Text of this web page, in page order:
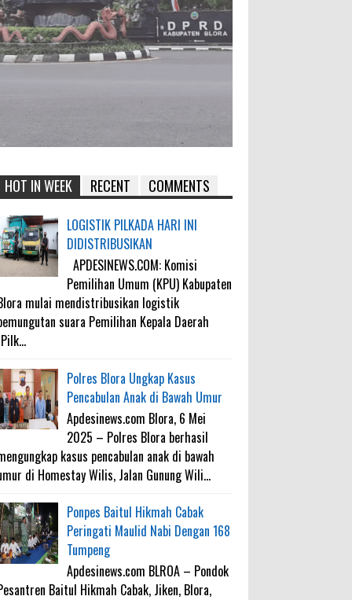
HOT IN WEEK RECENT COMMENTS
LOGISTIK PILKADA HARI INI
DIDISTRIBUSIKAN
APDESINEWS.COM: Komisi
Pemilihan Umum (KPU) Kabupaten
mulai mendistribusikan logistik
suara Pemilihan Kepala Daerah
Polres Blora Ungkap Kasus
Pencabulan Anak di Bawah Umur
Apdesinews.com Blora, 6 Mei
2025 – Polres Blora berhasil
kasus pencabulan anak di bawah
di Homestay Wilis, Jalan Gunung Wili...
Ponpes Baitul Hikmah Cabak
Peringati Maulid Nabi Dengan 168
Tumpeng
Apdesinews.com BLROA – Pondok
Baitul Hikmah Cabak, Jiken, Blora,